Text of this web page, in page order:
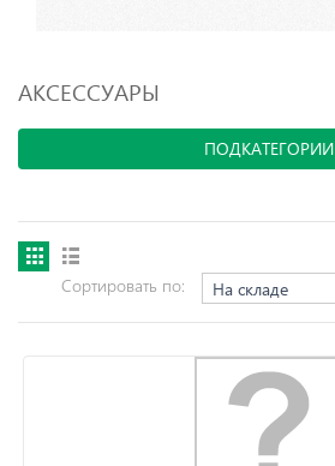
АКСЕССУАРЫ
ПОДКАТЕГОРИИ
Сортировать по: